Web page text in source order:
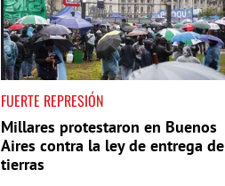
FUERTE REPRESIÓN
Millares protestaron en Buenos
Aires contra la ley de entrega de
tierras